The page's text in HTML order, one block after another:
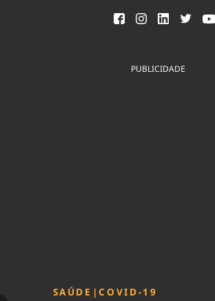
PUBLICIDADE
SAÚDE |COVID-19